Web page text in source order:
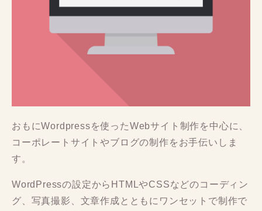
おもにWordpressを使ったWebサイト制作を中心に、
コーポレートサイトやブログの制作をお手伝いしま
す。
WordPressの設定からHTMLやCSSなどのコーディン
グ、写真撮影、文章作成とともにワンセットで制作で